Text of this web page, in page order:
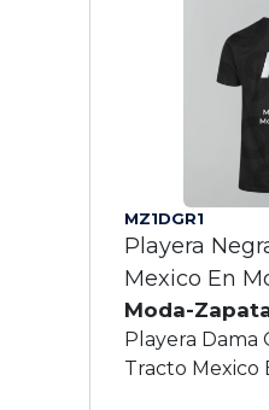
MZ1DGR1
Playera
Mexico En
Moda-
Playera Dama
Tracto Mexico